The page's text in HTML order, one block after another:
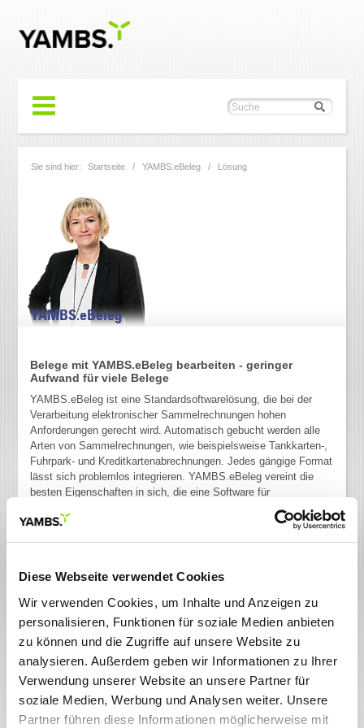
Diese Webseite verwendet Cookies
Wir verwenden Cookies, um Inhalte und Anzeigen zu
personalisieren, Funktionen für soziale Medien anbieten
zu können und die Zugriffe auf unsere Website zu
analysieren. Außerdem geben wir Informationen zu Ihrer
Verwendung unserer Website an unsere Partner für
soziale Medien, Werbung und Analysen weiter. Unsere
Partner führen diese Informationen möglicherweise mit
Sie sind hier: Startseite /YAMBS.eBeleg / Lösung
YAMBS.eBeleg
Belege mit YAMBS.eBeleg bearbeiten - geringer
Aufwand für viele Belege
YAMBS.eBeleg ist eine Standardsoftwarelösung, die bei der
Verarbeitung elektronischer Sammelrechnungen hohen
Anforderungen gerecht wird. Automatisch gebucht werden alle
Arten von Sammelrechnungen, wie beispielsweise Tankkarten-,
Fuhrpark- und Kreditkartenabrechnungen. Jedes gängige Format
lässt sich problemlos integrieren. YAMBS.eBeleg vereint die
besten Eigenschaften in sich, die eine Software für
Finanzbuchhaltung haben kann: Offenheit, Flexibilität und einen
hohen Automatisierungsgrad. Profitieren Sie davon, dass in
gebündelt ist.
Belege mit YAMBS.eBeleg bearbeiten - Ihre Vorteile:
Flexibilität.
Es besteht ein einheitliches Interface im Unternehmen für alle
Lieferanten, die Sammelrechnungen zur Verfügung stellen
können.
Äußerst detaillierte Angaben in Feldern des Buchungsbelegs